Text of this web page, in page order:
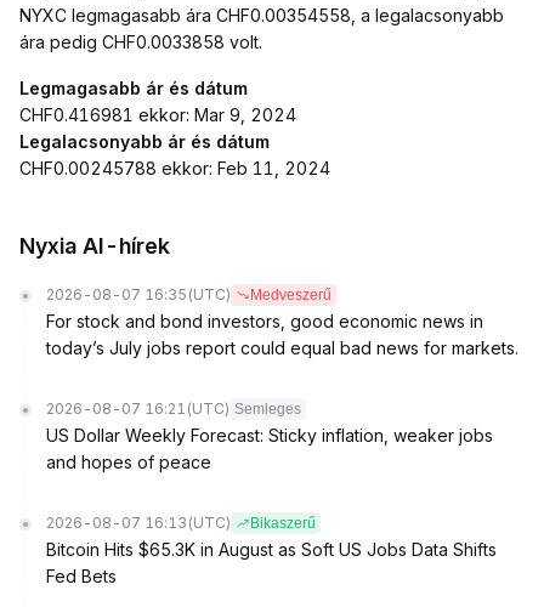
NYXC legmagasabb ára CHF0.00354558, a legalacsonyabb
ára pedig CHF0.0033858 volt.
Legmagasabb ár és dátum
CHF0.416981 ekkor: Mar 9, 2024
Legalacsonyabb ár és dátum
CHF0.00245788 ekkor: Feb 11, 2024
Nyxia AI-hírek
2026-08-07 16:35 (UTC) Medveszerű
For stock and bond investors, good economic news in
today’s July jobs report could equal bad news for markets.
2026-08-07 16:21 (UTC) Semleges
US Dollar Weekly Forecast: Sticky inflation, weaker jobs
and hopes of peace
2026-08-07 16:13 (UTC) Bikaszerű
Bitcoin Hits $65.3K in August as Soft US Jobs Data Shifts
Fed Bets